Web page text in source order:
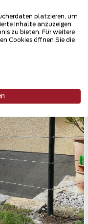
platzieren, um
Inhalte anzuzeigen
zu bieten. Für weitere
Cookies öffnen Sie die